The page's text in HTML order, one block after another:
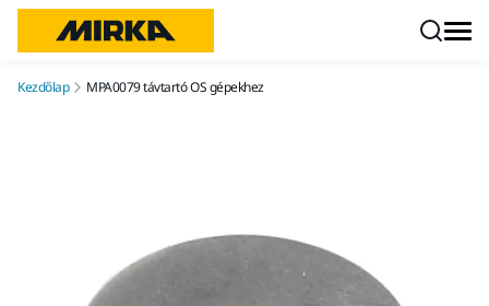
Kezdőlap MPA0079 távtartó OS gépekhez